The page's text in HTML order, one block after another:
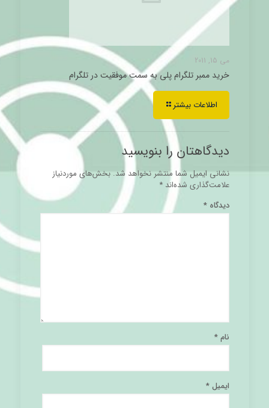
می 15, 2011
خرید ممبر تلگرام پلی به سمت موفقیت در تلگرام
اطلاعات بیشتر
دیدگاهتان را بنویسید
نشانی ایمیل شما منتشر نخواهد شد. بخش‌های موردنیاز
علامت‌گذاری شده‌اند*
دیدگاه*
نام*
ایمیل*